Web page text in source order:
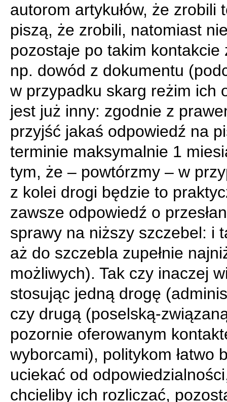
autorom artykułów, że zrobili
piszą, że zrobili, natomiast
pozostaje po takim kontakcie
np. dowód z dokumentu
w przypadku skarg reżim ich
jest już inny: zgodnie z
przyjść jakaś odpowiedź na
terminie maksymalnie 1
tym, że – powtórzmy – w
z kolei drogi będzie to
zawsze odpowiedź o
sprawy na niższy szczebel: i
aż do szczebla zupełnie
możliwych). Tak czy inaczej
stosując jedną drogę
czy drugą (poselską-
pozornie oferowanym
wyborcami), politykom łatwo
uciekać od
chcieliby ich rozliczać,